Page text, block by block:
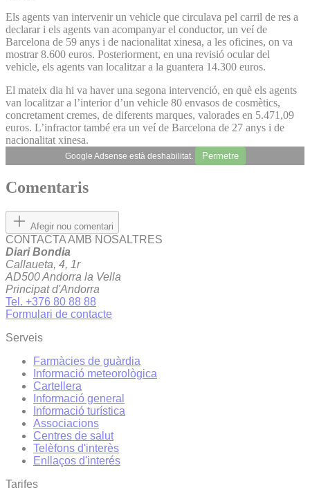
Els agents van intervenir un vehicle que circulava pel carril de res a
declarar i els agents van acompanyar el conductor, un veí de
Barcelona de 59 anys i de nacionalitat xinesa, a les oficines, on va
mostrar 8.600 euros. Posteriorment, en una revisió ocular del
vehicle, els agents van localitzar a la guantera 14.300 euros.
El mateix dia hi va haver una segona intervenció, en què els agents
van localitzar a l’interior d’un vehicle 80 envasos de cosmètics,
concretament cremes, de diferents marques, valorades en 5.471,09
euros. L’infractor també era un veí de Barcelona de 27 anys i de
nacionalitat xinesa.
Google Adsense està deshabilitat. Permetre
Comentaris
Afegir nou comentari
CONTACTA AMB NOSALTRES
Diari Bondia
Callaueta, 4, 1r
AD500 Andorra la Vella
Principat d'Andorra
Tel. +376 80 88 88
Formulari de contacte
Serveis
Farmàcies de guàrdia
Informació meteorològica
Cartellera
Informació general
Informació turística
Associacions
Centres de salut
Telèfons d'interès
Enllaços d'interés
Tarifes